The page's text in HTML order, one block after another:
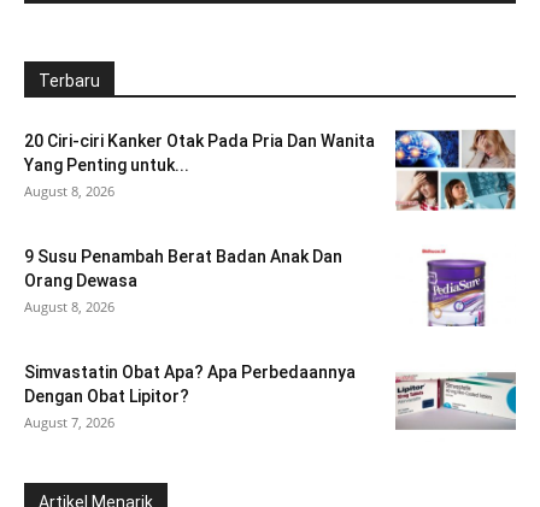
Terbaru
20 Ciri-ciri Kanker Otak Pada Pria Dan Wanita
Yang Penting untuk...
August 8, 2026
9 Susu Penambah Berat Badan Anak Dan
Orang Dewasa
August 8, 2026
Simvastatin Obat Apa? Apa Perbedaannya
Dengan Obat Lipitor?
August 7, 2026
Artikel Menarik